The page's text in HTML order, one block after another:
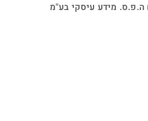
מידע עיסקי בע"מ